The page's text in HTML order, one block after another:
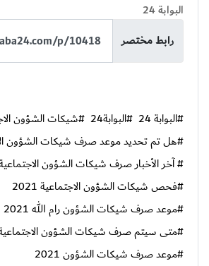
البوابة 24
رابط مختصر
#البوابة 24 #البوابة24
#شيكات الشؤون
#هل تم تحديد موعد صرف شيكات الشؤون
# آخر الأخبار صرف شيكات الشؤون
#فحص شيكات الشؤون الاجتماعية 2021
#موعد صرف شيكات الشؤون رام الله 2021
#متى سيتم صرف شيكات الشؤون
#موعد صرف شيكات الشؤون 2021